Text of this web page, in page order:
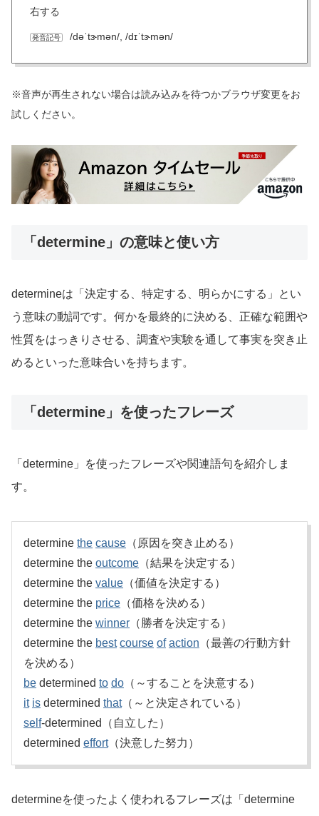
右する
発音記号 /dəˈtɝmən/, /dɪˈtɝmən/
※音声が再生されない場合は読み込みを待つかブラウザ変更をお
試しください。
「determine」の意味と使い方
determineは「決定する、特定する、明らかにする」とい
う意味の動詞です。何かを最終的に決める、正確な範囲や
性質をはっきりさせる、調査や実験を通して事実を突き止
めるといった意味合いを持ちます。
「determine」を使ったフレーズ
「determine」を使ったフレーズや関連語句を紹介しま
す。
determine the cause （原因を突き止める）
determine the outcome （結果を決定する）
determine the value （価値を決定する）
determine the price （価格を決める）
determine the winner （勝者を決定する）
determine the best course of action （最善の行動方針
を決める）
be determined to do （～することを決意する）
it is determined that（～と決定されている）
self-determined（自立した）
determined effort（決意した努力）
determineを使ったよく使われるフレーズは「determine